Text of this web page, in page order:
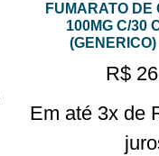
FUMARATO DE
100MG C/30
R$
Em até 3x de